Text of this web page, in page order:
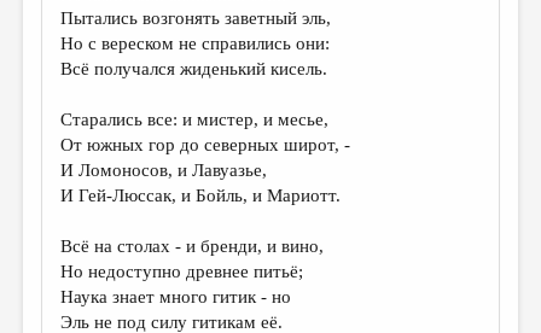
Пытались возгонять заветный эль,
Но с вереском не справились они:
Всё получался жиденький кисель.
Старались все: и мистер, и месье,
От южных гор до северных широт, -
И Ломоносов, и Лавуазье,
И Гей-Люссак, и Бойль, и Мариотт.
Всё на столах - и бренди, и вино,
Но недоступно древнее питьё;
Наука знает много гитик - но
Эль не под силу гитикам её.